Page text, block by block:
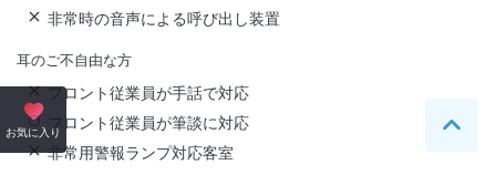
非常時の音声による呼び出し装置
耳のご不自由な方
フロント従業員が手話で対応
フロント従業員が筆談に対応
非常用警報ランプ対応客室
お気に入り ペー